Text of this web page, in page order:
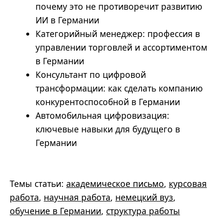
почему это не противоречит развитию
ИИ в Германии
Категорийный менеджер: профессия в
управлении торговлей и ассортиментом
в Германии
Консультант по цифровой
трансформации: как сделать компанию
конкурентоспособной в Германии
Автомобильная цифровизация:
ключевые навыки для будущего в
Германии
Темы статьи: академическое письмо, курсовая
работа, научная работа, немецкий вуз,
обучение в Германии, структура работы